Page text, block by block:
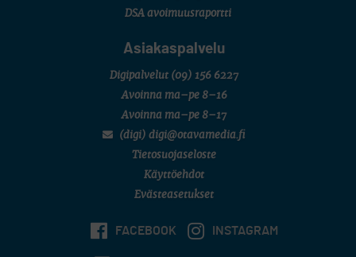
DSA avoimuusraportti
Asiakaspalvelu
Digipalvelut (09) 156 6227
Avoinna ma–pe 8–16
Avoinna ma–pe 8–17
(digi) digi@otavamedia.fi
Tietosuojaseloste
Käyttöehdot
Evästeasetukset
FACEBOOK INSTAGRAM